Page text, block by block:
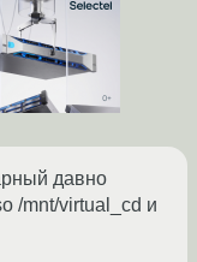
давно
/mnt/virtual_cd и